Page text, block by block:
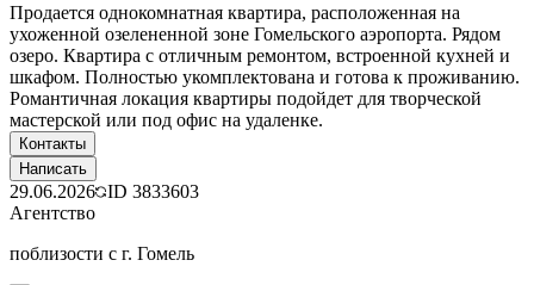
Продается однокомнатная квартира, расположенная на
ухоженной озелененной зоне Гомельского аэропорта. Рядом
озеро. Квартира с отличным ремонтом, встроенной кухней и
шкафом. Полностью укомплектована и готова к проживанию.
Романтичная локация квартиры подойдет для творческой
мастерской или под офис на удаленке.
Контакты
Написать
29.06.2026 ID 3833603
Агентство
поблизости с г. Гомель